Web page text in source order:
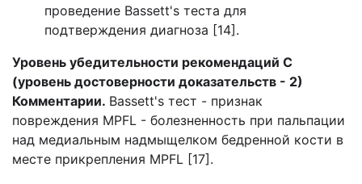
проведение Bassett's теста для
подтверждения диагноза [14].
Уровень убедительности рекомендаций С
(уровень достоверности доказательств - 2)
Комментарии. Bassett's тест - признак
повреждения MPFL - болезненность при пальпации
над медиальным надмыщелком бедренной кости в
месте прикрепления MPFL [17].